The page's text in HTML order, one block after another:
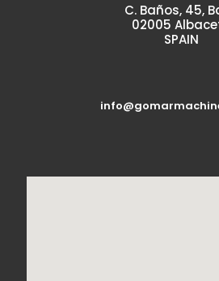
C. Baños, 45,
02005
SPAIN